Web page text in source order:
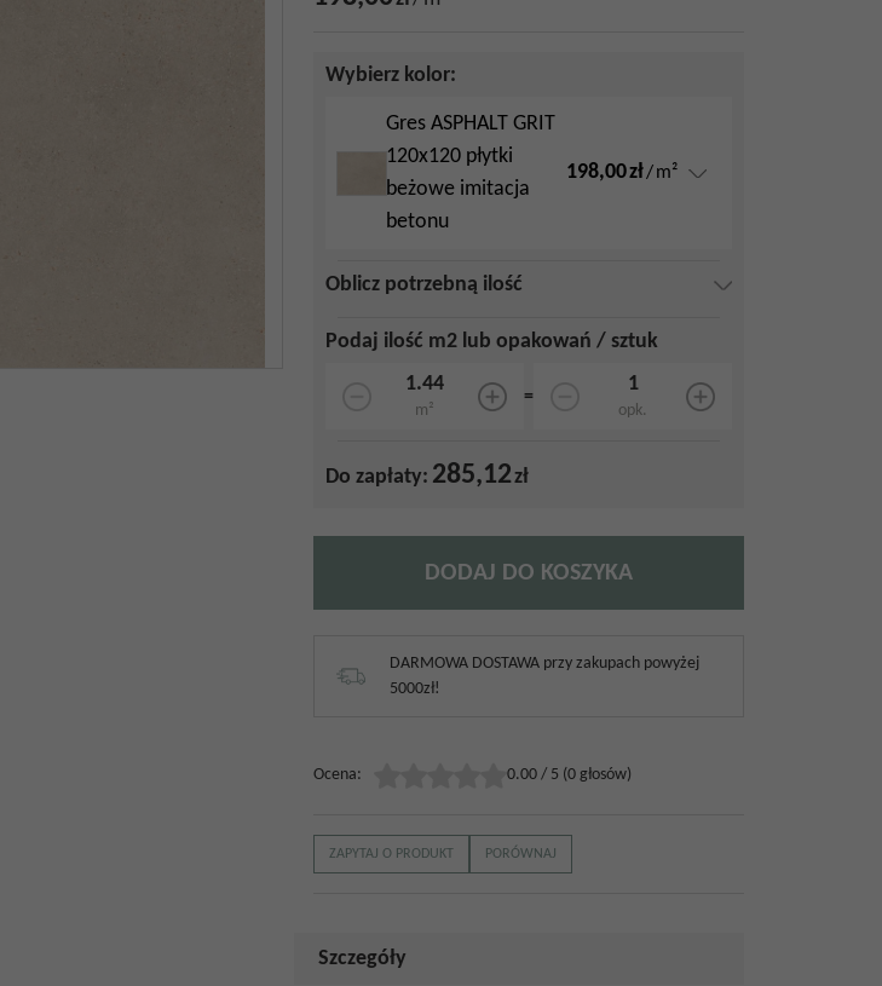
Wybierz kolor:
Gres ASPHALT GRIT
120x120 płytki
beżowe imitacja
betonu
198,00zł/m²
Oblicz potrzebną ilość
Podaj ilość m2 lub opakowań / sztuk
m²
=
opk.
Do zapłaty: 285,12zł
DODAJ DO KOSZYKA
DARMOWA DOSTAWA przy zakupach powyżej
5000zł!
Ocena: 0.00 / 5 (0 głosów)
ZAPYTAJ O PRODUKT PORÓWNAJ
Szczegóły